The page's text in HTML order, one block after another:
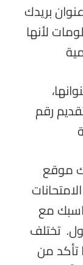
بريدك
لأنها
رقم
مع
تختلف
تأكد من